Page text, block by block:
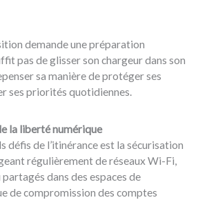
demande une préparation
pas de glisser son chargeur dans son
sa manière de protéger ses
ses priorités quotidiennes.
la liberté numérique
défis de l’itinérance est la sécurisation
régulièrement de réseaux Wi-Fi,
dans des espaces de
de compromission des comptes